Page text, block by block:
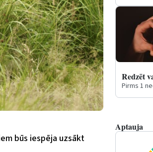
būs iespēja uzsākt
Redzēt
Pirms 1
Aptauja